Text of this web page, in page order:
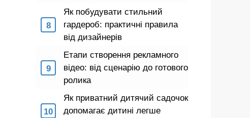
Як побудувати стильний
гардероб: практичні правила
від дизайнерів
Етапи створення рекламного
відео: від сценарію до готового
ролика
Як приватний дитячий садочок
допомагає дитині легше